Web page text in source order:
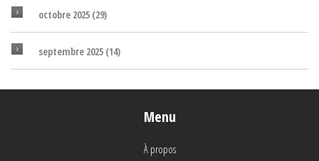
octobre 2025 (29)
septembre 2025 (14)
Menu
À propos